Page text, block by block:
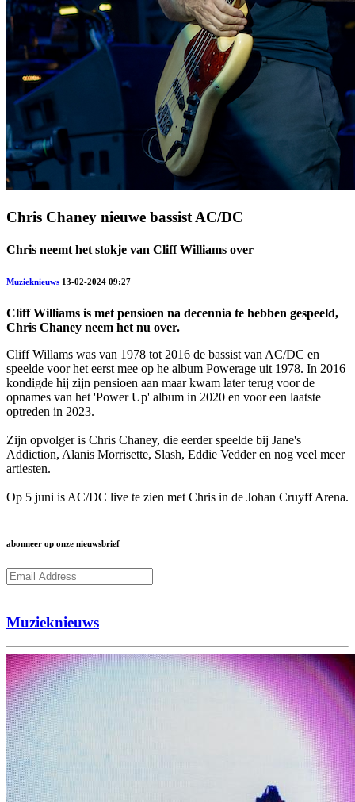
Chris Chaney nieuwe bassist AC/DC
Chris neemt het stokje van Cliff Williams over
Muzieknieuws 13-02-2024 09:27
Cliff Williams is met pensioen na decennia te hebben gespeeld,
Chris Chaney neem het nu over.
Cliff Willams was van 1978 tot 2016 de bassist van AC/DC en
speelde voor het eerst mee op he album Powerage uit 1978. In 2016
kondigde hij zijn pensioen aan maar kwam later terug voor de
opnames van het 'Power Up' album in 2020 en voor een laatste
optreden in 2023.
Zijn opvolger is Chris Chaney, die eerder speelde bij Jane's
Addiction, Alanis Morrisette, Slash, Eddie Vedder en nog veel meer
artiesten.
Op 5 juni is AC/DC live te zien met Chris in de Johan Cruyff Arena.
abonneer op onze nieuwsbrief
Muzieknieuws